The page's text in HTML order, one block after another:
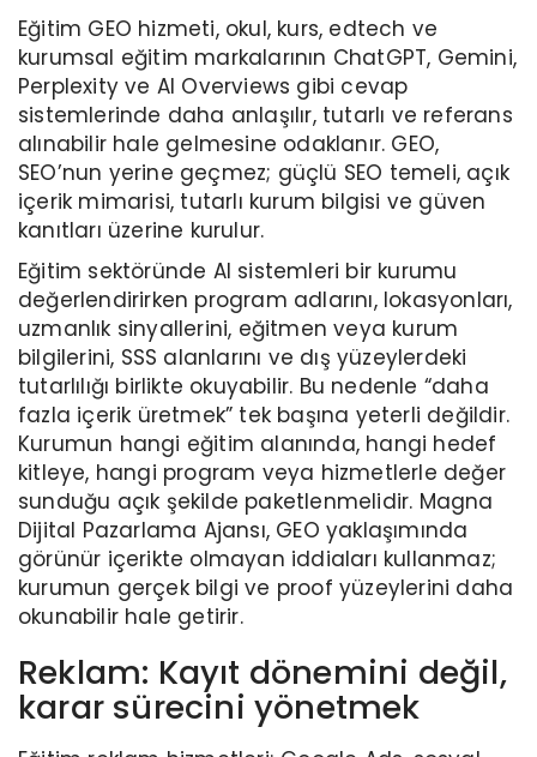
Eğitim GEO hizmeti, okul, kurs, edtech ve
kurumsal eğitim markalarının ChatGPT, Gemini,
Perplexity ve AI Overviews gibi cevap
sistemlerinde daha anlaşılır, tutarlı ve referans
alınabilir hale gelmesine odaklanır. GEO,
SEO’nun yerine geçmez; güçlü SEO temeli, açık
içerik mimarisi, tutarlı kurum bilgisi ve güven
kanıtları üzerine kurulur.
Eğitim sektöründe AI sistemleri bir kurumu
değerlendirirken program adlarını, lokasyonları,
uzmanlık sinyallerini, eğitmen veya kurum
bilgilerini, SSS alanlarını ve dış yüzeylerdeki
tutarlılığı birlikte okuyabilir. Bu nedenle “daha
fazla içerik üretmek” tek başına yeterli değildir.
Kurumun hangi eğitim alanında, hangi hedef
kitleye, hangi program veya hizmetlerle değer
sunduğu açık şekilde paketlenmelidir. Magna
Dijital Pazarlama Ajansı, GEO yaklaşımında
görünür içerikte olmayan iddiaları kullanmaz;
kurumun gerçek bilgi ve proof yüzeylerini daha
okunabilir hale getirir.
Reklam: Kayıt dönemini değil,
karar sürecini yönetmek